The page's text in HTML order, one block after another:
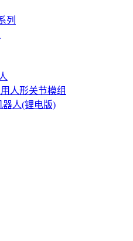
列
人形关节模组
人(锂电版)